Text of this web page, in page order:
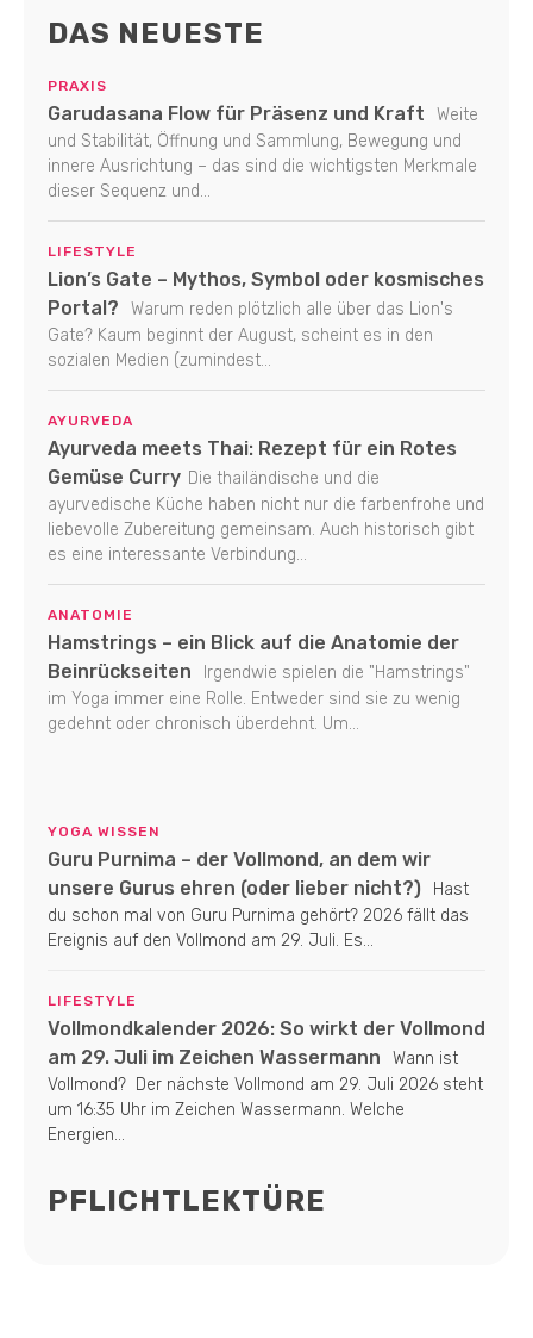
DAS NEUESTE
PRAXIS
Garudasana Flow für Präsenz und Kraft
Weite
und Stabilität, Öffnung und Sammlung, Bewegung und
innere Ausrichtung – das sind die wichtigsten Merkmale
dieser Sequenz und...
LIFESTYLE
Lion’s Gate – Mythos, Symbol oder kosmisches
Portal?
Warum reden plötzlich alle über das Lion's
Gate? Kaum beginnt der August, scheint es in den
sozialen Medien (zumindest...
AYURVEDA
Ayurveda meets Thai: Rezept für ein Rotes
Gemüse Curry Die thailändische und die
ayurvedische Küche haben nicht nur die farbenfrohe und
liebevolle Zubereitung gemeinsam. Auch historisch gibt
es eine interessante Verbindung...
ANATOMIE
Hamstrings – ein Blick auf die Anatomie der
Beinrückseiten
Irgendwie spielen die "Hamstrings"
im Yoga immer eine Rolle. Entweder sind sie zu wenig
gedehnt oder chronisch überdehnt. Um...
YOGA WISSEN
Guru Purnima – der Vollmond, an dem wir
unsere Gurus ehren (oder lieber nicht?)
Hast
du schon mal von Guru Purnima gehört? 2026 fällt das
Ereignis auf den Vollmond am 29. Juli. Es...
LIFESTYLE
Vollmondkalender 2026: So wirkt der Vollmond
am 29. Juli im Zeichen Wassermann
Wann ist
Vollmond? Der nächste Vollmond am 29. Juli 2026 steht
um 16:35 Uhr im Zeichen Wassermann. Welche
Energien...
PFLICHTLEKTÜRE